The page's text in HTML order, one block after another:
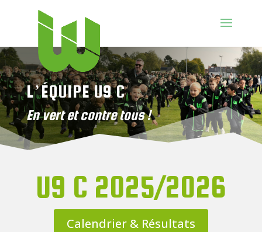
L’ÉQUIPE U9 C
En vert et contre tous !
U9 C 2025/2026
Calendrier & Résultats